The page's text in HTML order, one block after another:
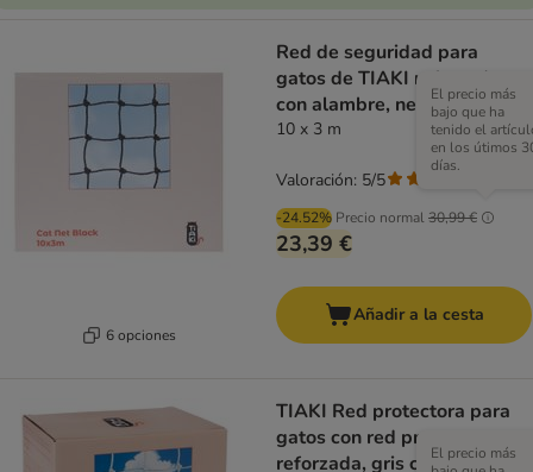
6 opciones
Red de seguridad para
gatos de TIAKI reforzada
con alambre, negra
10 x 3 m
-24.52% Precio normal30,99 €
El precio más
bajo que ha
tenido el
en los útimos
días.
23,39 €
Valoración: 5/5
Añadir a la cesta
TIAKI Red protectora para
gatos con red protectora
reforzada, gris claroEl precio más